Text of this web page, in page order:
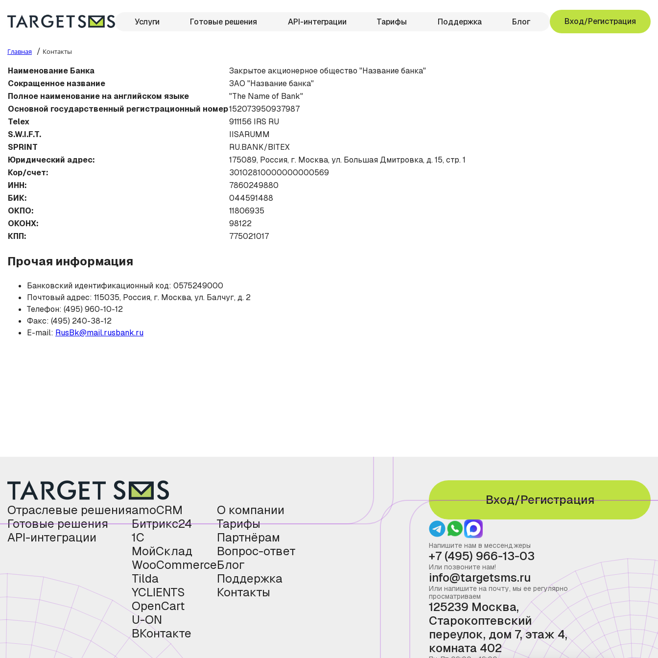
Услуги Готовые решения API-интеграции Тарифы Поддержка Блог Вход/Регистрация
Главная / Контакты
Наименование Банка
Закрытое акционерное общество "Название банка"
Сокращенное название
ЗАО "Название банка"
Полное наименование на английском языке
"The Name of Bank"
Основной государственный регистрационный номер152073950937987
Telex
911156 IRS RU
S.W.I.F.T.
IISARUMM
SPRINT
RU.BANK/BITEX
Юридический адрес:
175089, Россия, г. Москва, ул. Большая Дмитровка, д. 15, стр. 1
Кор/счет:
30102810000000000569
ИНН:
7860249880
БИК:
044591488
ОКПО:
11806935
ОКОНХ:
98122
КПП:
775021017
Прочая информация
Банковский идентификационный код: 0575249000
Почтовый адрес: 115035, Россия, г. Москва, ул. Балчуг, д. 2
Телефон: (495) 960-10-12
Факс: (495) 240-38-12
E-mail: RusBk@mail.rusbank.ru
Отраслевые решения
Готовые решения
API-интеграции
amoCRM
Битрикс24
1С
МойСклад
WooCommerce
Tilda
YCLIENTS
OpenCart
U-ON
ВКонтакте
О компании
Тарифы
Партнёрам
Вопрос-ответ
Блог
Поддержка
Контакты
Вход/Регистрация
Напишите нам в мессенджеры
+7 (495) 966-13-03
Или позвоните нам!
info@targetsms.ru
Или напишите на почту, мы ее регулярно
просматриваем
125239 Москва,
Старокоптевский
переулок, дом 7, этаж 4,
комната 402